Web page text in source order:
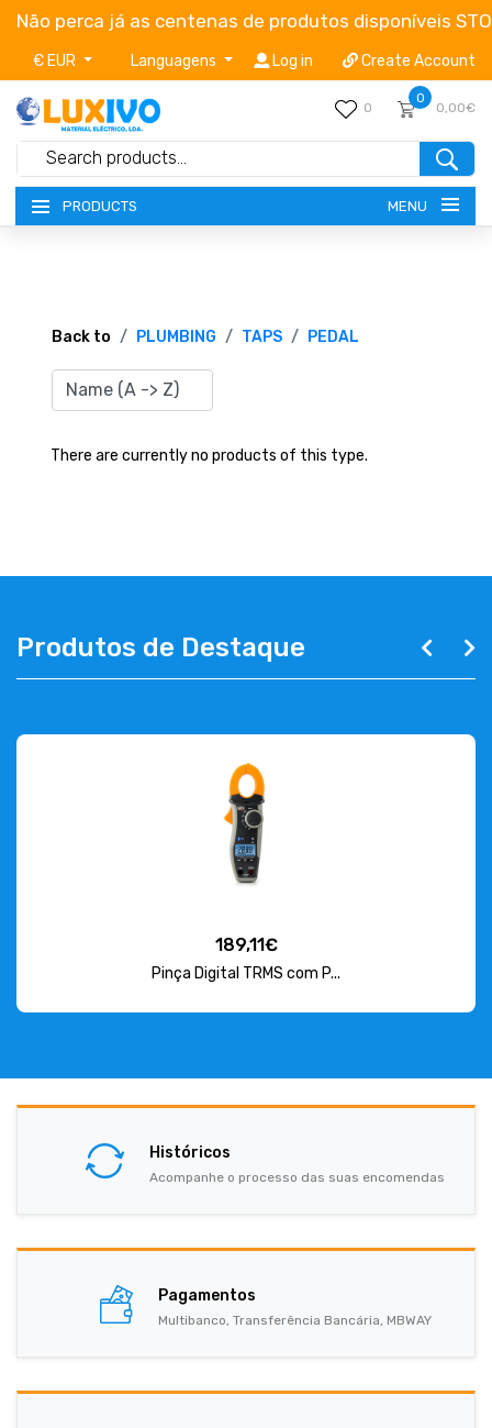
Não perca já as centenas de produtos disponíveis
€ EUR Languagens Log in Create Account
0
0
0,00€
PRODUCTS MENU
TERMS OF SERVICE
CATALOGUES
Back to PLUMBING TAPS PEDAL
There are currently no products of this type.
Produtos de Destaque
189,11€
Pinça Digital TRMS com P...
Históricos
Acompanhe o processo das suas encomendas
Pagamentos
Multibanco, Transferência Bancária, MBWAY